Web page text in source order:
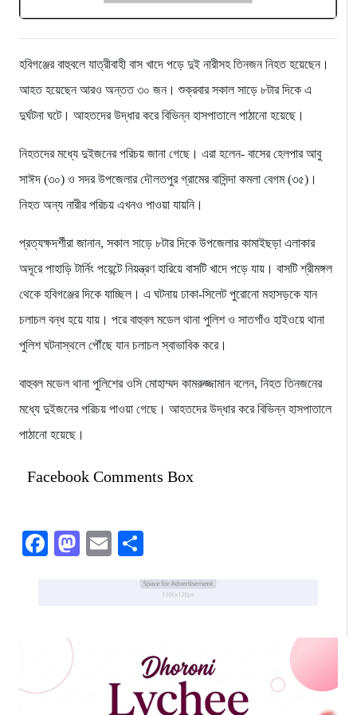
হবিগঞ্জের বাহুবলে যাত্রীবাহী বাস খাদে পড়ে দুই নারীসহ তিনজন নিহত হয়েছেন।
আহত হয়েছেন আরও অন্তত ৩০ জন। শুক্রবার সকাল সাড়ে ৮টার দিকে এ
দুর্ঘটনা ঘটে। আহতদের উদ্ধার করে বিভিন্ন হাসপাতালে পাঠানো হয়েছে।
নিহতদের মধ্যে দুইজনের পরিচয় জানা গেছে। এরা হলেন- বাসের হেলপার আবু
সাঈদ (৩০) ও সদর উপজেলার দৌলতপুর গ্রামের বাসিন্দা কমলা বেগম (৩৫)।
নিহত অন্য নারীর পরিচয় এখনও পাওয়া যায়নি।
প্রত্যক্ষদর্শীরা জানান, সকাল সাড়ে ৮টার দিকে উপজেলার কামাইছড়া এলাকার
অদূরে পাহাড়ি টার্নিং পয়েন্টে নিয়ন্ত্রণ হারিয়ে বাসটি খাদে পড়ে যায়। বাসটি শ্রীমঙ্গল
থেকে হবিগঞ্জের দিকে যাচ্ছিল। এ ঘটনায় ঢাকা-সিলেট পুরোনো মহাসড়কে যান
চলাচল বন্ধ হয়ে যায়। পরে বাহুবল মডেল থানা পুলিশ ও সাতগাঁও হাইওয়ে থানা
পুলিশ ঘটনাস্থলে পৌঁছে যান চলাচল স্বাভাবিক করে।
বাহুবল মডেল থানা পুলিশের ওসি মোহাম্মদ কামরুজ্জামান বলেন, নিহত তিনজনের
মধ্যে দুইজনের পরিচয় পাওয়া গেছে। আহতদের উদ্ধার করে বিভিন্ন হাসপাতালে
পাঠানো হয়েছে।
Facebook Comments Box
Facebook
Mastodon
Email